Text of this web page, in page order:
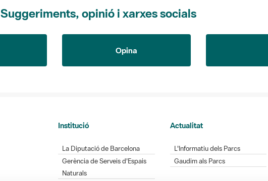
Suggeriments, opinió i xarxes socials
Opina
Institució
La Diputació de Barcelona
Gerència de Serveis d'Espais
Naturals
Actualitat
L'Informatiu dels Parcs
Gaudim als Parcs